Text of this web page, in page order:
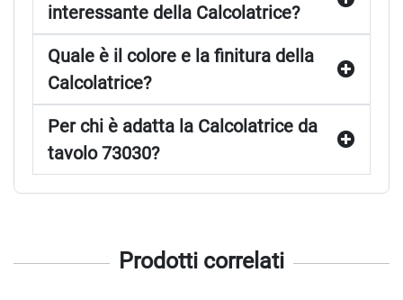
interessante della Calcolatrice?
Quale è il colore e la finitura della
Calcolatrice?
Per chi è adatta la Calcolatrice da
tavolo 73030?
Prodotti correlati